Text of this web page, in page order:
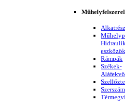
eszközök
Rámpák
Székek-